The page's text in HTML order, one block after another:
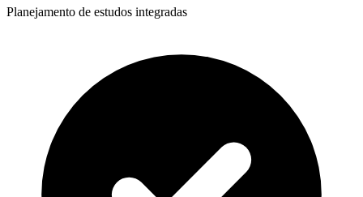
Planejamento de estudos integradas